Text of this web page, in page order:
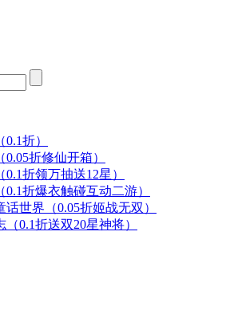
折）
折修仙开箱）
0.1折领万抽送12星）
0.1折爆衣触碰互动二游）
话世界（0.05折姬战无双）
0.1折送双20星神将）